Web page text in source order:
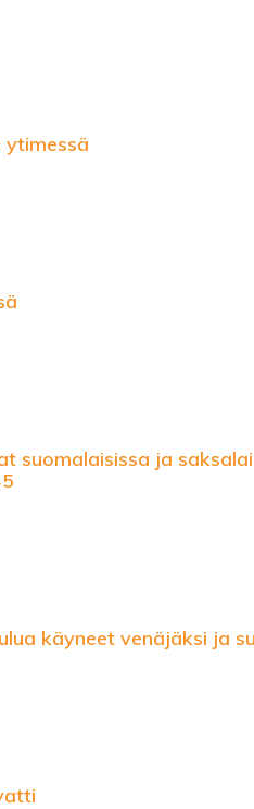
suomalaisissa ja
käyneet venäjäksi ja